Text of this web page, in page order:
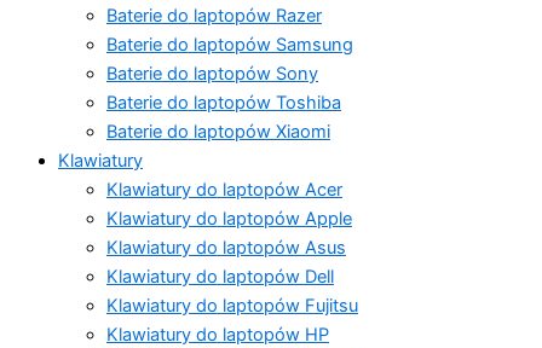
Baterie do laptopów Razer
Baterie do laptopów Samsung
Baterie do laptopów Sony
Baterie do laptopów Toshiba
Baterie do laptopów Xiaomi
Klawiatury
Klawiatury do laptopów Acer
Klawiatury do laptopów Apple
Klawiatury do laptopów Asus
Klawiatury do laptopów Dell
Klawiatury do laptopów Fujitsu
Klawiatury do laptopów HP